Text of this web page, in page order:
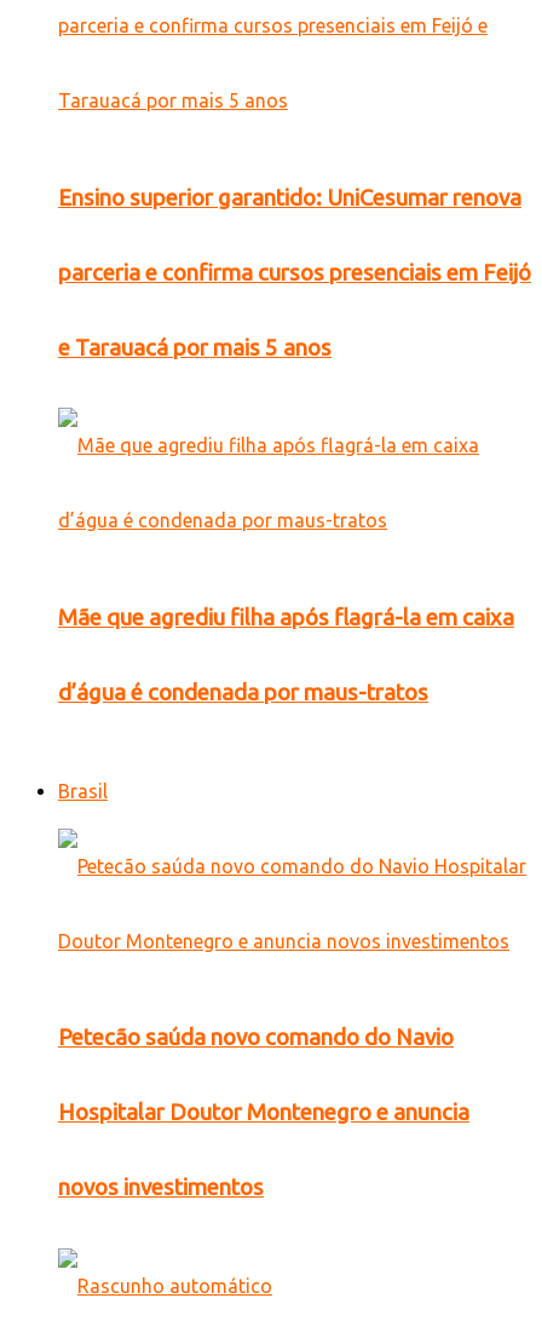
Ensino superior garantido: UniCesumar renova
parceria e confirma cursos presenciais em Feijó
e Tarauacá por mais 5 anos
Mãe que agrediu filha após flagrá-la em caixa
d’água é condenada por maus-tratos
Brasil
Petecão saúda novo comando do Navio
Hospitalar Doutor Montenegro e anuncia
novos investimentos